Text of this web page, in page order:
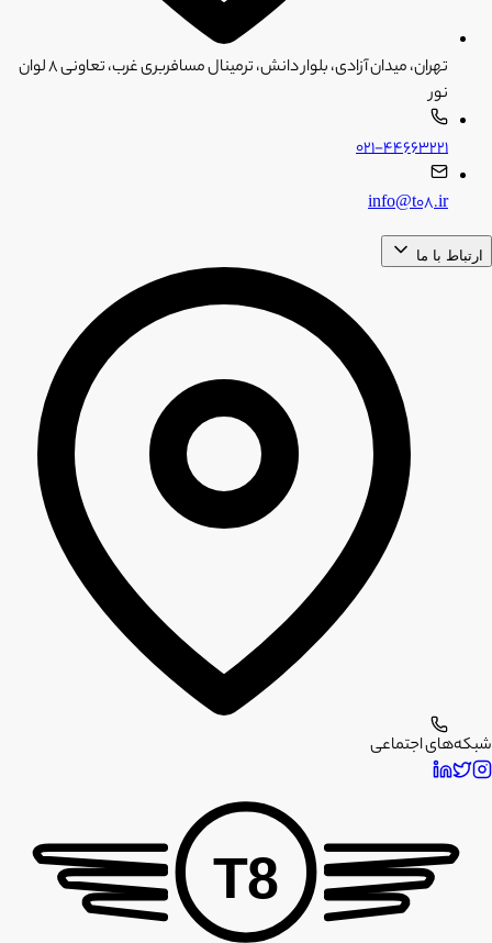
تهران، میدان آزادی، بلوار دانش، ترمینال مسافربری غرب، تعاونی ۸ لوان
نور
۰۲۱-۴۴۶۶۳۲۲۱
info@t08.ir
ارتباط با ما
شبکه‌های اجتماعی
T8